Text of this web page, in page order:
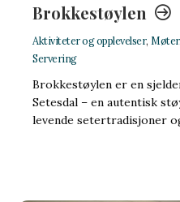
Brokkestøylen
Aktiviteter og opplevelser,
Servering
Brokkestøylen er en
Setesdal – en autentisk
levende setertradisjoner